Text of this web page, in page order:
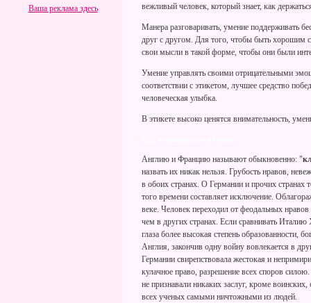
Ваша реклама здесь
вежливый человек, который знает, как
Манера разговаривать, умение поддерживать
друг с другом. Для того, чтобы быть хорошим
свои мысли в такой форме, чтобы они были
Умение управлять своими отрицательными
соответствии с этикетом, лучшее средство
человеческая улыбка.
В этикете высоко ценятся внимательность,
Англию и Францию называют обыкновенно: "
назвать их никак нельзя. Грубость нравов,
в обоих странах. О Германии и прочих
того времени составляет исключение.
веке. Человек переходил от феодальных
чем в других странах. Если сравнивать
глаза более высокая степень образованности,
Англия, закончив одну войну вовлекается в
Германии свирепствовала жестокая и
кулачное право, разрешение всех споров
не признавали никаких заслуг, кроме
всех ученых самыми ничтожными из людей.